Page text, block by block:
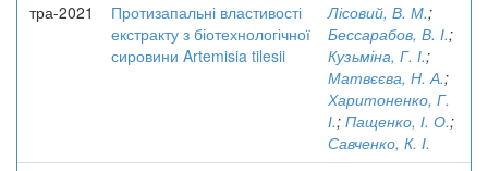
тра-2021
Протизапальні властивості
екстракту з біотехнологічної
сировини Artemisia tilesii
Лісовий, В. М.;
Бессарабов, В. І.;
Кузьміна, Г. І.;
Матвєєва, Н. А.;
Харитоненко, Г.
І.; Пащенко, І. О.;
Савченко, К. І.